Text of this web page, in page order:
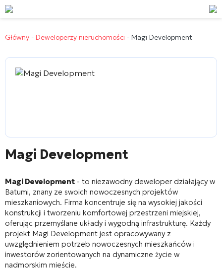
Główny - Deweloperzy nieruchomości - Magi Development
Magi Development
Magi Development - to niezawodny deweloper działający w
Batumi, znany ze swoich nowoczesnych projektów
mieszkaniowych. Firma koncentruje się na wysokiej jakości
konstrukcji i tworzeniu komfortowej przestrzeni miejskiej,
oferując przemyślane układy i wygodną infrastrukturę. Każdy
projekt Magi Development jest opracowywany z
uwzględnieniem potrzeb nowoczesnych mieszkańców i
inwestorów zorientowanych na dynamiczne życie w
nadmorskim mieście.